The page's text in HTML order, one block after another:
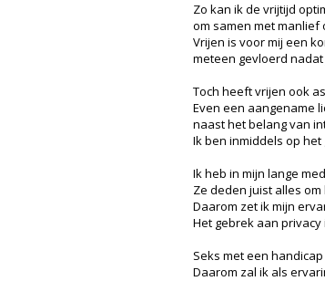
Zo kan ik de vrijtijd
om samen met
Vrijen is voor mij een
meteen gevloerd
Toch heeft vrijen ook
Even een aangename
naast het belang van
Ik ben inmiddels op
Ik heb in mijn lange
Ze deden juist alles
Daarom zet ik mijn
Het gebrek aan
Seks met een
Daarom zal ik als